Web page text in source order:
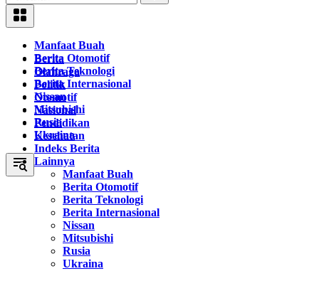
Manfaat Buah
Berita Otomotif
Berita Teknologi
Berita Internasional
Nissan
Mitsubishi
Rusia
Ukraina
Berita
Olahraga
Politik
Otomotif
Nasional
Pendidikan
Kesehatan
Indeks Berita
Lainnya
Manfaat Buah
Berita Otomotif
Berita Teknologi
Berita Internasional
Nissan
Mitsubishi
Rusia
Ukraina